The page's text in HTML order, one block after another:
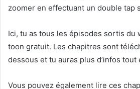
zoomer en effectuant un double tap
Ici, tu as tous les épisodes sortis du
toon gratuit. Les chapitres sont
dessous et tu auras plus d’infos tout
Vous pouvez également lire ces